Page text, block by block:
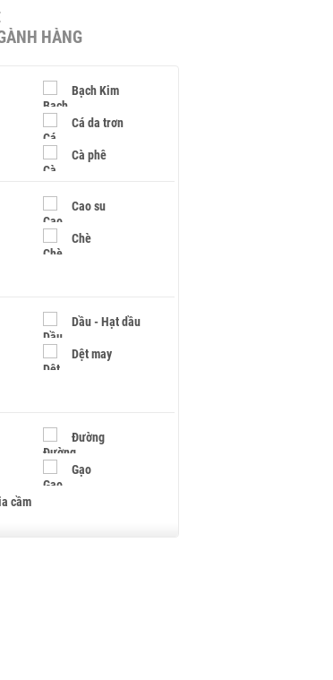
HÀNG
Bạch Kim
Cá da trơn
Cà phê
Cao su
Chè
Dầu - Hạt dầu
Dệt may
Đường
Gạo
cầm